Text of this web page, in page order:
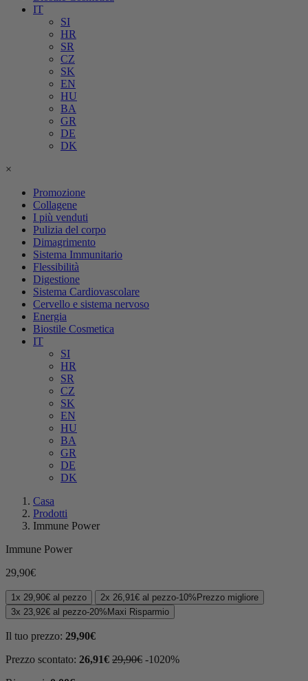
IT
SI
HR
SR
CZ
SK
EN
HU
BA
GR
DE
DK
×
Promozione
Collagene
I più venduti
Pulizia del corpo
Dimagrimento
Sistema Immunitario
Flessibilità
Digestione
Sistema Cardiovascolare
Cervello e sistema nervoso
Energia
Biostile Cosmetica
IT
SI
HR
SR
CZ
SK
EN
HU
BA
GR
DE
DK
Casa
Prodotti
Immune Power
Immune Power
29,90€
1x 29,90€ al pezzo 2x 26,91€ al pezzo-10% Prezzo migliore
3x 23,92€ al pezzo-20% Maxi Risparmio
Il tuo prezzo: 29,90€
Prezzo scontato: 26,91€ 29,90€ -1020%